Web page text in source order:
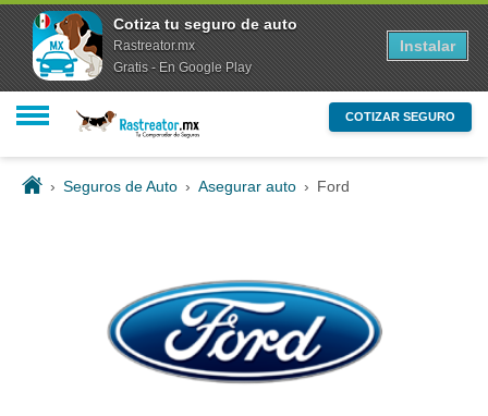
COTIZAR SEGURO
› Seguros de Auto › Asegurar auto › Ford
Cotiza tu seguro de auto
Rastreator.mx
Gratis - En Google Play
Instalar